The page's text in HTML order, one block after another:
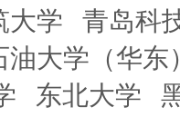
大学
青岛科
油大学（华东
东北大学